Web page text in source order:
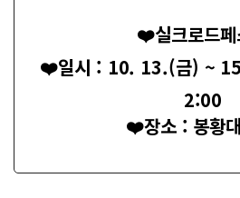
❤️실크로드페
​❤️일시 : 10. 13.(금) ~
2:00
❤️장소 : 봉황